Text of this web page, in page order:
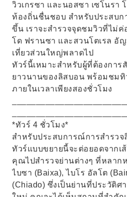
วิวเกรซา และนอสซา เซโนรา
ท้องถิ่นชื่นชอบ สำหรับประสบ
ขึ้น เราจะสำรวจจุดชมวิวที่ไม่
โด ฟรานซา และสวนโตเรล
เที่ยวส่วนใหญ่พลาดไป
ทัวร์นี้เหมาะสำหรับผู้ที่ต้องการ
ยาวนานของลิสบอน พร้อมชม
ภายในเวลาเพียงสองชั่วโมง
*ทัวร์ 4 ชั่วโมง*
สำหรับประสบการณ์การสำรว
ทัวร์แบบขยายนี้จะต่อยอดจากเ
คุณไปสำรวจย่านต่างๆ ที่หลาก
ไบซา (Baixa), ไบโร อัลโต
(Chiado) ซึ่งเป็นย่านที่ประวัติศ